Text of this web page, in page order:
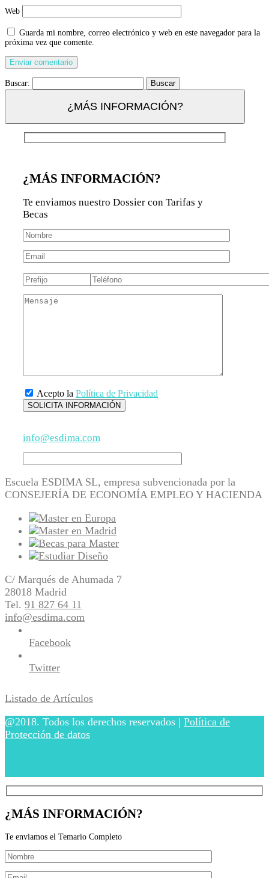
Web
Guarda mi nombre, correo electrónico y web en este navegador para la
próxima vez que comente.
Buscar:
¿MÁS INFORMACIÓN?
¿MÁS INFORMACIÓN?
Te enviamos nuestro Dossier con Tarifas y
Becas
Acepto la Política de Privacidad
info@esdima.com
Escuela ESDIMA SL, empresa subvencionada por la
CONSEJERÍA DE ECONOMÍA EMPLEO Y HACIENDA
C/ Marqués de Ahumada 7
28018 Madrid
Tel. 91 827 64 11
info@esdima.com
Facebook
Twitter
Listado de Artículos
@2018. Todos los derechos reservados | Política de
Protección de datos
¿MÁS INFORMACIÓN?
Te enviamos el Temario Completo